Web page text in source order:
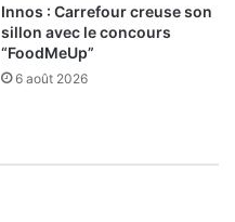
Innos : Carrefour creuse son
sillon avec le concours
“FoodMeUp”
6 août 2026